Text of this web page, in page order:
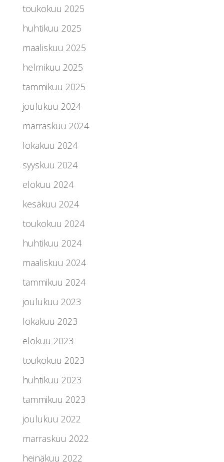
toukokuu 2025
huhtikuu 2025
maaliskuu 2025
helmikuu 2025
tammikuu 2025
joulukuu 2024
marraskuu 2024
lokakuu 2024
syyskuu 2024
elokuu 2024
kesäkuu 2024
toukokuu 2024
huhtikuu 2024
maaliskuu 2024
tammikuu 2024
joulukuu 2023
lokakuu 2023
elokuu 2023
toukokuu 2023
huhtikuu 2023
tammikuu 2023
joulukuu 2022
marraskuu 2022
heinäkuu 2022